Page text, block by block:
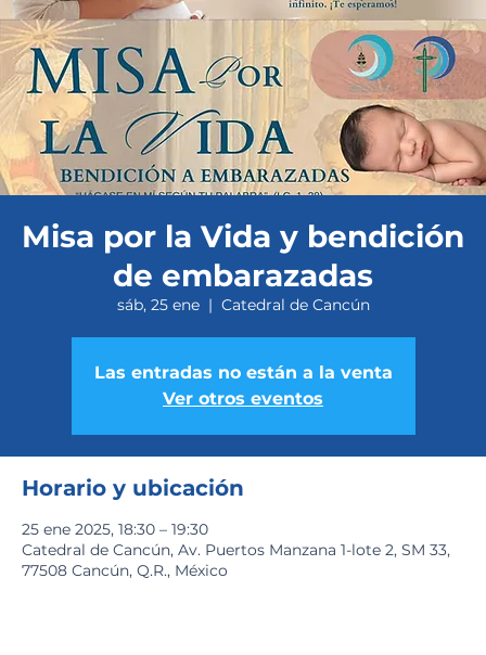
Misa por la Vida y bendición
de embarazadas
sáb, 25 ene
  |
Catedral de Cancún
Las entradas no están a la venta
Ver otros eventos
Horario y ubicación
25 ene 2025, 18:30 – 19:30
Catedral de Cancún, Av. Puertos Manzana 1-lote 2, SM 33,
77508 Cancún, Q.R., México